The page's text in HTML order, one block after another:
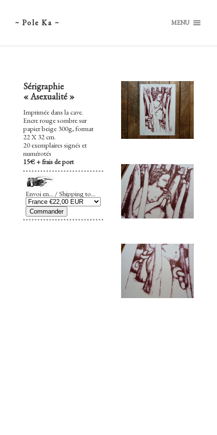
~ Pole Ka ~ MENU
Sérigraphie
« Asexualité »
Imprimée dans la cave.
Encre rouge sombre sur
papier beige 300g, format
22 X 32 cm.
20 exemplaires signés et
numérotés
15€ + frais de port
Envoi en... / Shipping to...